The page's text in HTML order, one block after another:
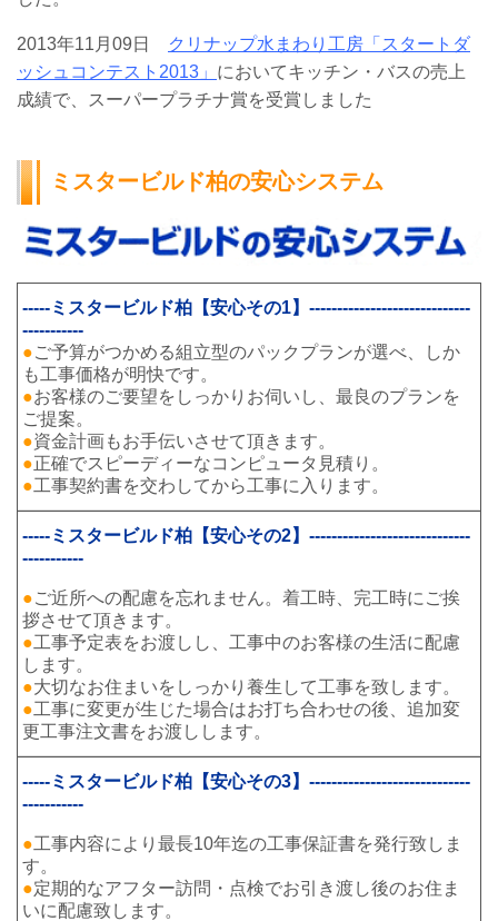
2013年11月09日
クリナップ水まわり工房「スタートダ
ッシュコンテスト2013」 においてキッチン・バスの売上
成績で、スーパープラチナ賞を受賞しました
ミスタービルド柏の安心システム
-----ミスタービルド柏【安心その1】-----------------------------
-----------
●ご予算がつかめる組立型のパックプランが選べ、しか
も工事価格が明快です。
●お客様のご要望をしっかりお伺いし、最良のプランを
ご提案。
●資金計画もお手伝いさせて頂きます。
●正確でスピーディーなコンピュータ見積り。
●工事契約書を交わしてから工事に入ります。
-----ミスタービルド柏【安心その2】-----------------------------
-----------
●ご近所への配慮を忘れません。着工時、完工時にご挨
拶させて頂きます。
●工事予定表をお渡しし、工事中のお客様の生活に配慮
します。
●大切なお住まいをしっかり養生して工事を致します。
●工事に変更が生じた場合はお打ち合わせの後、追加変
更工事注文書をお渡しします。
-----ミスタービルド柏【安心その3】-----------------------------
-----------
●工事内容により最長10年迄の工事保証書を発行致しま
す。
●定期的なアフター訪問・点検でお引き渡し後のお住ま
いに配慮致します。